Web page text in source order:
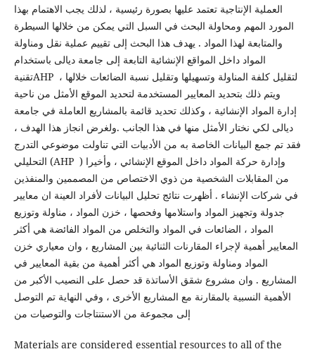
العملية الإنتاجية تعتمد عليها بصورة رئيسية ، لذلك يجب الاهتمام بهذا
المورد المهم ومحاولة البحث في السبل التي يمكن من خلالها السيطرة
والمتابعة لهذا المواد . يهدف هذا البحث إلى تقييم عملية نقل ومناولة
المواد داخل المواقع الإنشائية التابعة إلى جامعة ديالى باستخدام
تقنيةAHP لتقليل كلفة المناولة وتسهيلها وتقليل نسبة الضائعات خلالها ،
ويتم ذلك بتحديد المعايير المستخدمة لتحديد الموقع الأمثل من ناحية
إدارة المواد الإنشائية ، وكذلك تحديد قائمة بالمشاريع العاملة في جامعة
ديالى لكي نختار الأمثل منها في هذا الجانب .ولغرض انجاز هذا الهدف ،
فقد تم جمع البيانات الخاصة به من الأدبيات التي تناولت موضوعي التدرج
التحليلي (AHP ) وإدارة حركة المواد داخل الموقع الإنشائي ، وأخيرا
من المقابلات الشخصية من ذوي الاختصاص من المصممين والمنفذين
في شركات الإنشاء . أظهرت نتائج تحليل البيانات لأفراد العينة ان معايير
جدولة وتجهيز المواد واستلامها وفحصها ، خزن المواد ، مناولة وتوزيع
المواد ، الضائعات في المواد والتخلص من المواد الفائضة هي أكثر
المعايير أهمية لإجراء المقارنات الثنائية بين المشاريع ، وان معياري خزن
المواد ومناولة وتوزيع المواد هي أكثر أهمية من بقية المعايير في
المشاريع . وان مشروع شقق الأساتذة قد حصل على النصيب الأكبر من
الأهمية النسبية بالمقارنة مع المشاريع الأخرى ، وفي النهاية تم التوصل
إلى مجموعة من الاستنتاجات والتوصيات من
Materials are considered essential resources to all of the